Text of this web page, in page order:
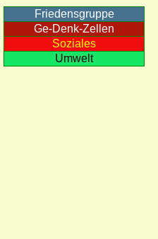
Friedensgruppe
Ge-Denk-Zellen
Soziales
Umwelt